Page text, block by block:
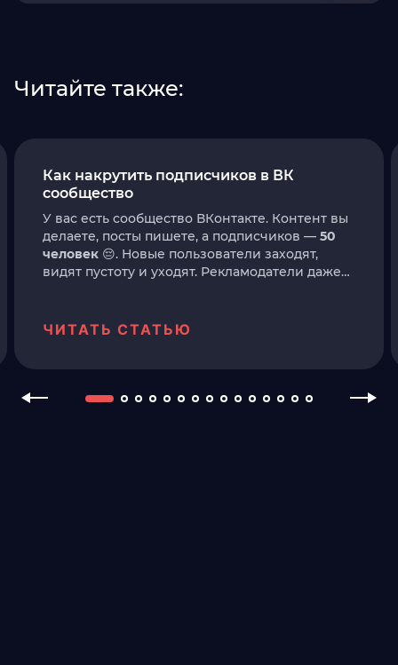
описание и теги. Это помогает видео
Читайте также:
Как накрутить подписчиков в ВК
сообщество
У вас есть сообщество ВКонтакте. Контент вы
делаете, посты пишете, а подписчиков — 50
человек 😔. Новые пользователи заходят,
видят пустоту и уходят. Рекламодатели даже
ЧИТАТЬ СТАТЬЮ